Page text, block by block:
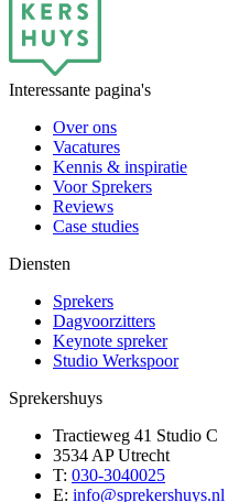
Interessante pagina's
Over ons
Vacatures
Kennis & inspiratie
Voor Sprekers
Reviews
Case studies
Diensten
Sprekers
Dagvoorzitters
Keynote spreker
Studio Werkspoor
Sprekershuys
Tractieweg 41 Studio C
3534 AP Utrecht
T: 030-3040025
E: info@sprekershuys.nl